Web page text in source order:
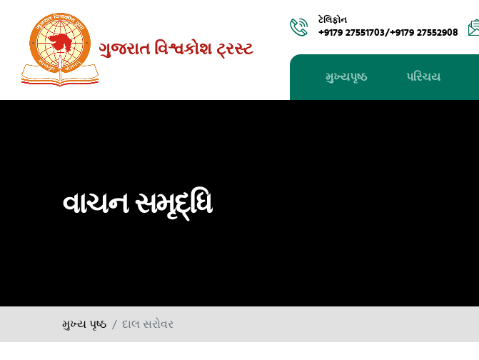
content
ગુજરાત વિશ્વકોશ ટ્રસ્ટ
ટેલિફોન
+9179 27551703/+9179 27552908
મુખ્યપૃષ્ઠ પરિચય
વાચન સમૃદ્ધિ
મુખ્ય પૃષ્ઠ દાલ સરોવર